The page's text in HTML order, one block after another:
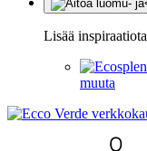
Lisää inspiraatiota
muuta